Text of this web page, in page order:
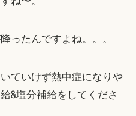
ったんですよね。。。
ていけず熱中症になりや
&塩分補給をしてくださ